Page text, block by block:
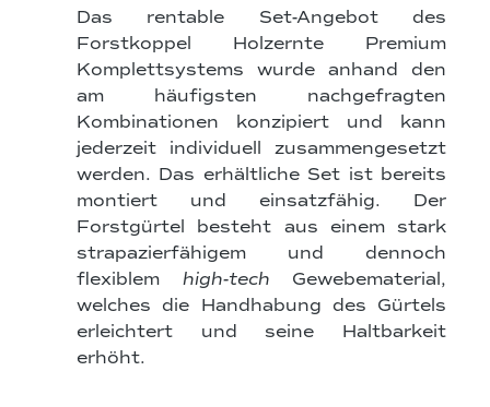
Das rentable Set-Angebot des
Forstkoppel Holzernte Premium
Komplettsystems wurde anhand den
am häufigsten nachgefragten
Kombinationen konzipiert und kann
jederzeit individuell zusammengesetzt
werden. Das erhältliche Set ist bereits
montiert und einsatzfähig. Der
Forstgürtel besteht aus einem stark
strapazierfähigem und dennoch
flexiblem high-tech Gewebematerial,
welches die Handhabung des Gürtels
erleichtert und seine Haltbarkeit
erhöht.